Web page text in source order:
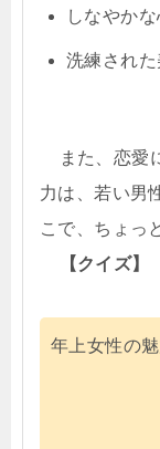
しなやか
洗練され
また、恋愛
力は、若い男
こで、ちょっ
【クイズ】
年上女性の